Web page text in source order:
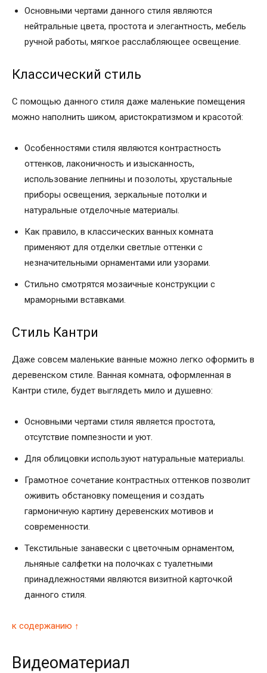
Основными чертами данного стиля являются
нейтральные цвета, простота и элегантность, мебель
ручной работы, мягкое расслабляющее освещение.
Классический стиль
С помощью данного стиля даже маленькие помещения
можно наполнить шиком, аристократизмом и красотой:
Особенностями стиля являются контрастность
оттенков, лаконичность и изысканность,
использование лепнины и позолоты, хрустальные
приборы освещения, зеркальные потолки и
натуральные отделочные материалы.
Как правило, в классических ванных комната
применяют для отделки светлые оттенки с
незначительными орнаментами или узорами.
Стильно смотрятся мозаичные конструкции с
мраморными вставками.
Стиль Кантри
Даже совсем маленькие ванные можно легко оформить в
деревенском стиле. Ванная комната, оформленная в
Кантри стиле, будет выглядеть мило и душевно:
Основными чертами стиля является простота,
отсутствие помпезности и уют.
Для облицовки используют натуральные материалы.
Грамотное сочетание контрастных оттенков позволит
оживить обстановку помещения и создать
гармоничную картину деревенских мотивов и
современности.
Текстильные занавески с цветочным орнаментом,
льняные салфетки на полочках с туалетными
принадлежностями являются визитной карточкой
данного стиля.
к содержанию ↑
Видеоматериал